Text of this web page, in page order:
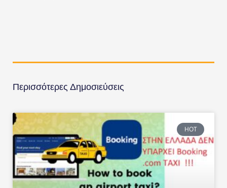
Περισσότερες Δημοσιεύσεις
HOT